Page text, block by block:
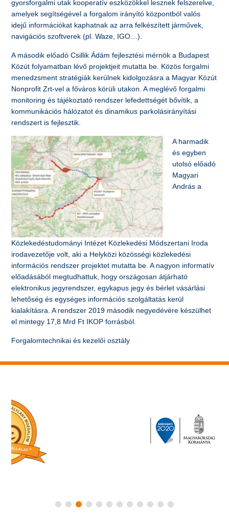
gyorsforgalmi utak kooperatív eszközökkel lesznek felszerelve,
amelyek segítségével a forgalom irányító központból valós
idejű információkat kaphatnak az arra felkészített járművek,
navigációs szoftverek (pl. Waze, IGO…).
A második előadó Csillik Ádám fejlesztési mérnök a Budapest
Közút folyamatban lévő projektjeit mutatta be. Közös forgalmi
menedzsment stratégiák kerülnek kidolgozásra a Magyar Közút
Nonprofit Zrt-vel a főváros körüli utakon. A meglévő forgalmi
monitoring és tájékoztató rendszer lefedettségét bővítik, a
kommunikációs hálózatot és dinamikus parkolásirányítási
rendszert is fejlesztik.
A harmadik
és egyben
utolsó előadó
Magyari
András a
Közlekedéstudományi Intézet Közlekedési Módszertani Iroda
irodavezetője volt, aki a Helyközi közösségi közlekedési
információs rendszer projektet mutatta be. A nagyon informatív
előadásából megtudhattuk, hogy országosan átjárható
elektronikus jegyrendszer, egykapus jegy és bérlet vásárlási
lehetőség és egységes információs szolgáltatás kerül
kialakításra. A rendszer 2019 második negyedévére készülhet
el mintegy 17,8 Mrd Ft IKOP forrásból.
Forgalomtechnikai és kezelői osztály